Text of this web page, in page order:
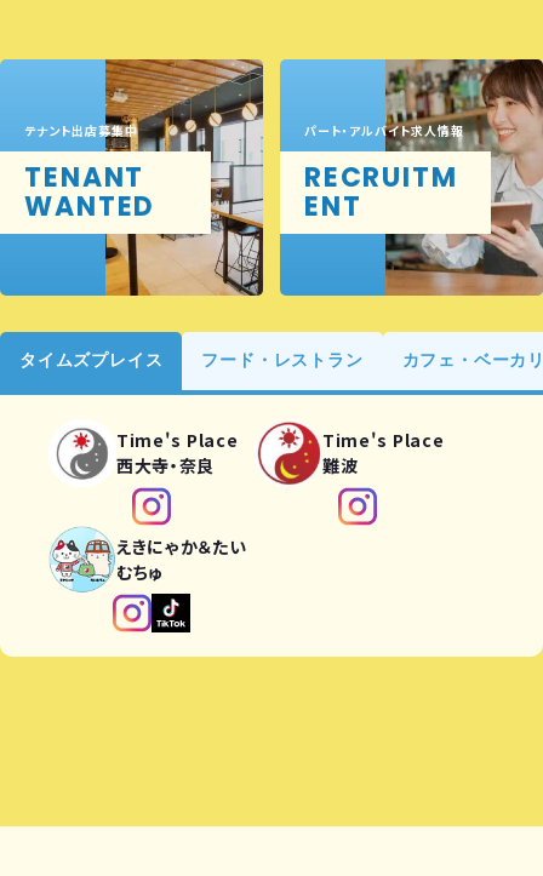
テナント出店募集中
TENANT
WANTED
パート・アルバイト求人情報
RECRUITM
ENT
タイムズプレイス フード・レストラン カフェ・ベーカ
Time's Place
西大寺・奈良
Time's Place
難波
えきにゃか＆たい
むちゅ